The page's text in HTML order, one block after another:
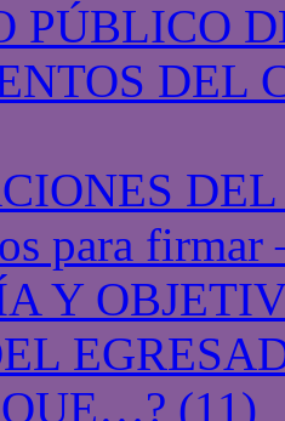
PÚBLICO
DEL
para
Y
(11)